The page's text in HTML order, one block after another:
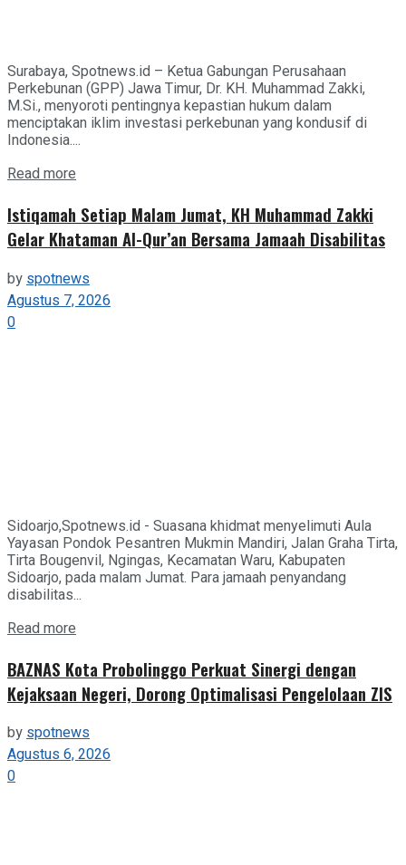
Surabaya, Spotnews.id – Ketua Gabungan Perusahaan
Perkebunan (GPP) Jawa Timur, Dr. KH. Muhammad Zakki,
M.Si., menyoroti pentingnya kepastian hukum dalam
menciptakan iklim investasi perkebunan yang kondusif di
Indonesia....
Read more
Istiqamah Setiap Malam Jumat, KH Muhammad Zakki
Gelar Khataman Al-Qur’an Bersama Jamaah Disabilitas
byspotnews
Agustus 7, 2026
0
Sidoarjo,Spotnews.id - Suasana khidmat menyelimuti Aula
Yayasan Pondok Pesantren Mukmin Mandiri, Jalan Graha Tirta,
Tirta Bougenvil, Ngingas, Kecamatan Waru, Kabupaten
Sidoarjo, pada malam Jumat. Para jamaah penyandang
disabilitas...
Read more
BAZNAS Kota Probolinggo Perkuat Sinergi dengan
Kejaksaan Negeri, Dorong Optimalisasi Pengelolaan ZIS
byspotnews
Agustus 6, 2026
0